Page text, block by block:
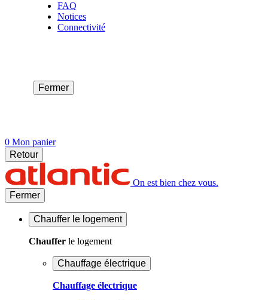
FAQ
Notices
Connectivité
Fermer
0 Mon panier
Retour
On est bien chez vous.
Fermer
Chauffer le logement
Chauffer le logement
Chauffage électrique
Chauffage électrique